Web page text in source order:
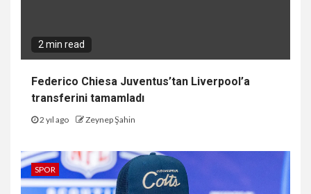
2 min read
Federico Chiesa Juventus’tan Liverpool’a
transferini tamamladı
2 yıl ago Zeynep Şahin
SPOR